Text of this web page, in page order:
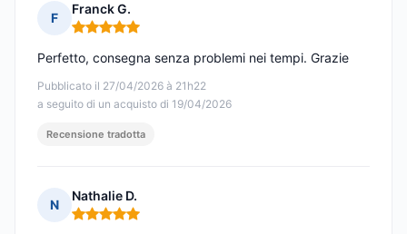
F
Franck G.
Nota: 5 su 5
Pubblicato il 27/04/2026 à 21h22
a seguito di un acquisto di 19/04/2026
Perfetto, consegna senza problemi nei tempi. Grazie
Recensione tradotta
N
Nathalie D.
Nota: 5 su 5